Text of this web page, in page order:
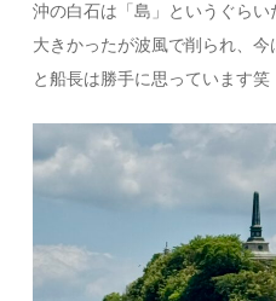
沖の白石は「島」というぐら
大きかったが波風で削られ、
と船長は勝手に思っています笑